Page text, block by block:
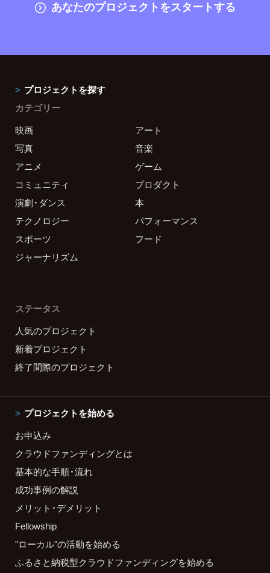
あなたのプロジェクトをスタートする
プロジェクトを探す
カテゴリー
映画
アート
写真
音楽
アニメ
ゲーム
コミュニティ
プロダクト
演劇・ダンス
本
テクノロジー
パフォーマンス
スポーツ
フード
ジャーナリズム
ステータス
人気のプロジェクト
新着プロジェクト
終了間際のプロジェクト
プロジェクトを始める
お申込み
クラウドファンディングとは
基本的な手順・流れ
成功事例の解説
メリット・デメリット
Fellowship
"ローカル"の活動を始める
ふるさと納税型クラウドファンディングを始める